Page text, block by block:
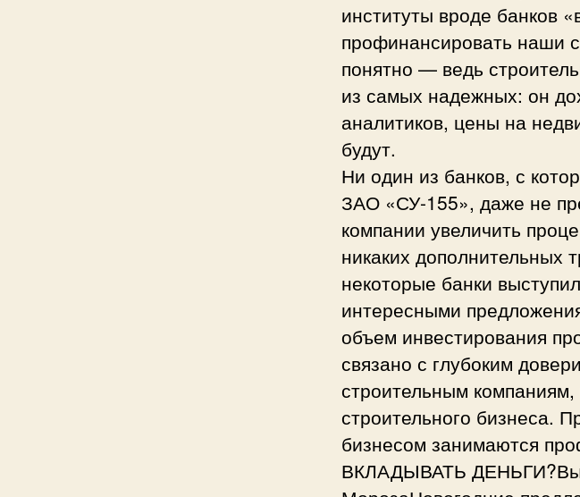
институты вроде банков
профинансировать наши
понятно — ведь
из самых надежных: он
аналитиков, цены на
будут.
Ни один из банков, с
ЗАО «СУ-155», даже не
компании увеличить
никаких дополнительных
некоторые банки
интересными
объем инвестирования
связано с глубоким
строительным
строительного бизнеса.
бизнесом занимаются
ВКЛАДЫВАТЬ